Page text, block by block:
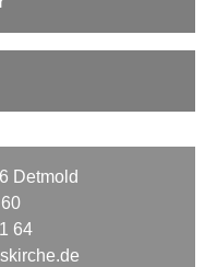
Detmold
64